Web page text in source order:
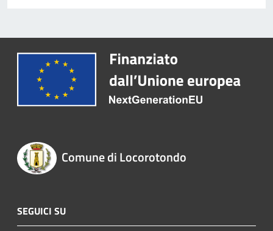
Comune di Locorotondo
SEGUICI SU